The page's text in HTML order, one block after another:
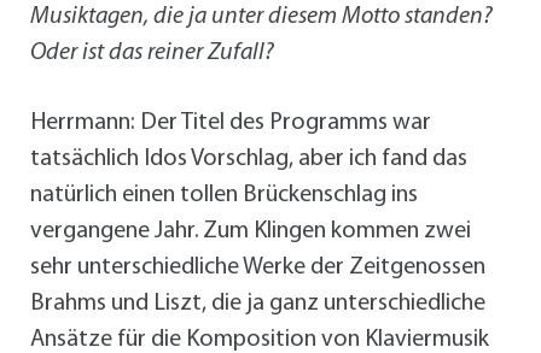
Musiktagen, die ja unter diesem Motto standen?
Oder ist das reiner Zufall?
Herrmann: Der Titel des Programms war
tatsächlich Idos Vorschlag, aber ich fand das
natürlich einen tollen Brückenschlag ins
vergangene Jahr. Zum Klingen kommen zwei
sehr unterschiedliche Werke der Zeitgenossen
Brahms und Liszt, die ja ganz unterschiedliche
Ansätze für die Komposition von Klaviermusik